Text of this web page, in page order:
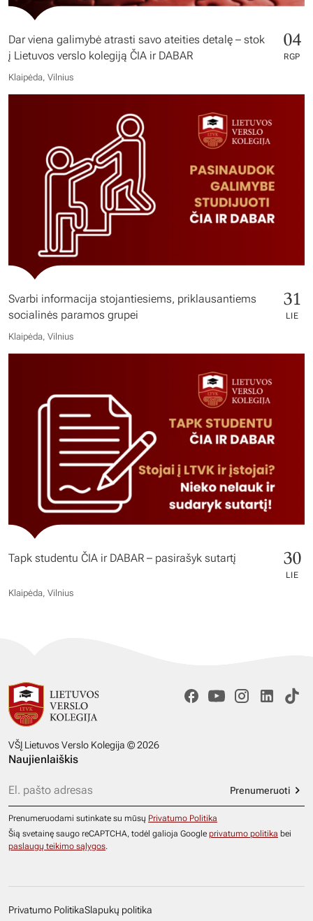
Dar viena galimybė atrasti savo ateities detalę – stok
į Lietuvos verslo kolegiją ČIA ir DABAR
04
RGP
Klaipėda, Vilnius
Svarbi informacija stojantiesiems, priklausantiems
socialinės paramos grupei
31
LIE
Klaipėda, Vilnius
Tapk studentu ČIA ir DABAR – pasirašyk sutartį 30
LIE
Klaipėda, Vilnius
VŠĮ Lietuvos Verslo Kolegija © 2026
Naujienlaiškis
Prenumeruoti
Prenumeruodami sutinkate su mūsų Privatumo Politika
Šią svetainę saugo reCAPTCHA, todėl galioja Google privatumo politika bei
paslaugų teikimo sąlygos.
Privatumo PolitikaSlapukų politika